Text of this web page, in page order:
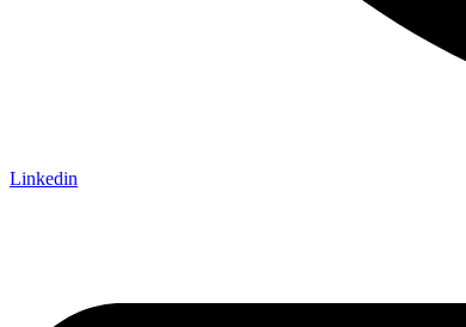
Linkedin